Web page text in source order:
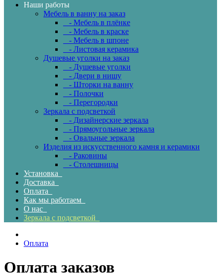
Наши работы
Мебель в ванну на заказ
- Мебель в плёнке
- Мебель в краске
- Мебель в шпоне
- Листовая керамика
Душевые уголки на заказ
- Душевые уголки
- Двери в нишу
- Шторки на ванну
- Полочки
- Перегородки
Зеркала с подсветкой
- Дизайнерские зеркала
- Прямоугольные зеркала
- Овальные зеркала
Изделия из искусственного камня и керамики
- Раковины
- Столешницы
Установка
Доставка
Оплата
Как мы работаем
О нас
Зеркала с подсветкой
Оплата
Оплата заказов